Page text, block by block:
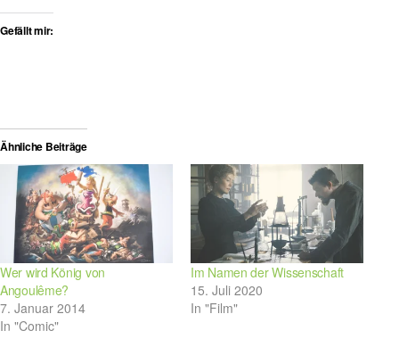
Gefällt mir:
Ähnliche Beiträge
Wer wird König von
Angoulême?
7. Januar 2014
In "Comic"
Im Namen der Wissenschaft
15. Juli 2020
In "Film"